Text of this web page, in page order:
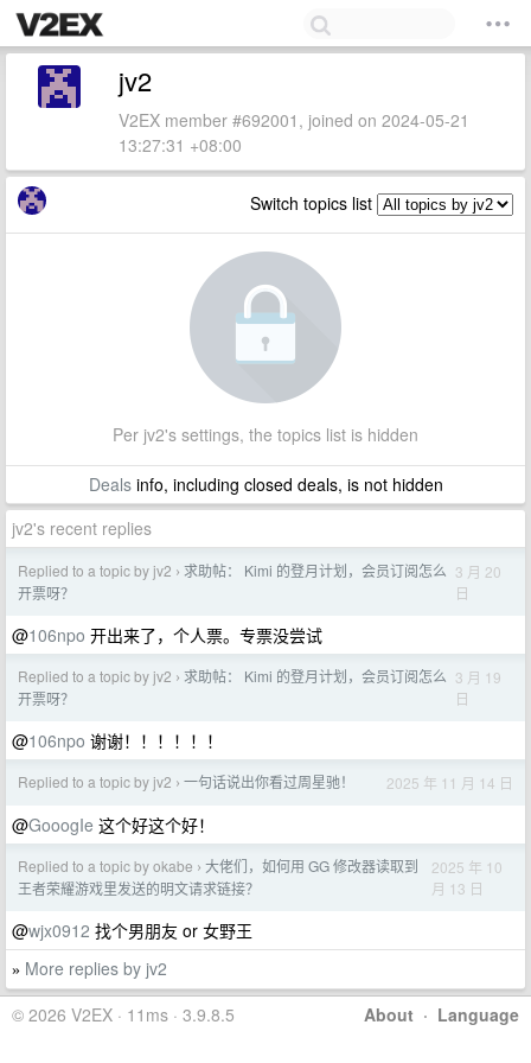
jv2
V2EX member #692001, joined on 2024-05-21
13:27:31 +08:00
Switch topics list
Per jv2's settings, the topics list is hidden
Dealsinfo, including closed deals, is not hidden
jv2's recent replies
Replied to a topic by jv2 › 求助帖： Kimi 的登月计划，会员订阅怎么
开票呀？
3 月 20
日
@106npo 开出来了，个人票。专票没尝试
Replied to a topic by jv2 › 求助帖： Kimi 的登月计划，会员订阅怎么
开票呀？
3 月 19
日
@106npo 谢谢！！！！！！
Replied to a topic by jv2 › 一句话说出你看过周星驰！ 2025 年 11 月 14 日
@GooogIe 这个好这个好！
Replied to a topic by okabe › 大佬们，如何用 GG 修改器读取到
王者荣耀游戏里发送的明文请求链接？
2025 年 10
月 13 日
@wjx0912 找个男朋友 or 女野王
» More replies by jv2
About · Language
© 2026 V2EX · 11ms · 3.9.8.5